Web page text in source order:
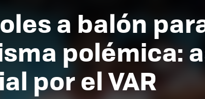
a balón
polémica:
por el VAR